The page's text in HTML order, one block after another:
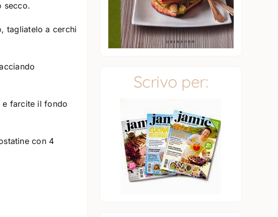
secco.
tagliatelo a cerchi
e farcite il fondo
con 4
Scrivo per: